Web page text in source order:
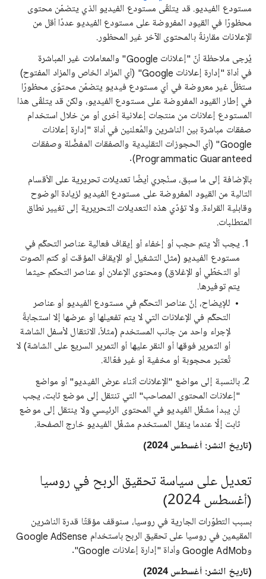
مستودع الفيديو. قد يتلقّى مستودع الفيديو الذي يتضمّن محتوى
محظورًا في القيود المفروضة على مستودع الفيديو عددًا أقل من
الإعلانات مقارنةً بالمحتوى الآخر غير المحظور.
يُرجى ملاحظة أنّ "إعلانات Google" والمعاملات غير المباشرة
في أداة "إدارة إعلانات Google" (أي المزاد الخاص والمزاد المفتوح)
ستظلّ غير معروضة في أي مستودع فيديو يتضمّن محتوًى محظورًا
في إطار القيود المفروضة على مستودع الفيديو، ولكن قد يتلقّى هذا
المستودع إعلانات من منتجات إعلانية أخرى أو من خلال استخدام
صفقات مباشرة بين الناشرين والمُعلنين في أداة "إدارة إعلانات
Google" (أي الحجوزات التقليدية والصفقات المفضَّلة وصفقات
Programmatic Guaranteed).
بالإضافة إلى ما سبق، سنُجري أيضًا تعديلات تحريرية على الأقسام
التالية من القيود المفروضة على مستودع الفيديو لزيادة الوضوح
وقابلية القراءة. ولا تؤدّي هذه التعديلات التحريرية إلى تغيير نطاق
المتطلبات.
يجب ألّا يتم حجب أو إخفاء أو إيقاف فعالية عناصر التحكّم في
مستودع الفيديو (مثل التشغيل أو الإيقاف المؤقت أو كتم الصوت
أو التخطّي أو الإغلاق) ومحتوى الإعلان أو عناصر التحكم حيثما
يتم توفيرها.
للإيضاح، إنّ عناصر التحكّم في مستودع الفيديو أو عناصر
التحكّم في الإعلانات التي لا يتم تفعيلها أو عرضها إلا استجابةً
لإجراء واحد من جانب المستخدم (مثلاً، الانتقال لأسفل الشاشة
أو التمرير فوقها أو النقر عليها أو التمرير السريع على الشاشة) لا
تُعتبر محجوبة أو مخفية أو غير فعّالة.
بالنسبة إلى مواضع "الإعلانات أثناء عرض الفيديو" أو مواضع
"إعلانات المحتوى المصاحب" التي تنتقل إلى موضع ثابت، يجب
أن يبدأ مشغّل الفيديو في المحتوى الرئيسي ولا ينتقل إلى موضع
ثابت إلّا عندما ينقل المستخدم مشغّل الفيديو خارج الصفحة.
(تاريخ النشر: أغسطس 2024)
تعديل على سياسة تحقيق الربح في روسيا
(أغسطس 2024)
بسبب التطوّرات الجارية في روسيا، سنوقف مؤقتًا قدرة الناشرين
المقيمين في روسيا على تحقيق الربح باستخدام Google AdSense
وGoogle AdMob وأداة "إدارة إعلانات Google".
(تاريخ النشر: أغسطس 2024)